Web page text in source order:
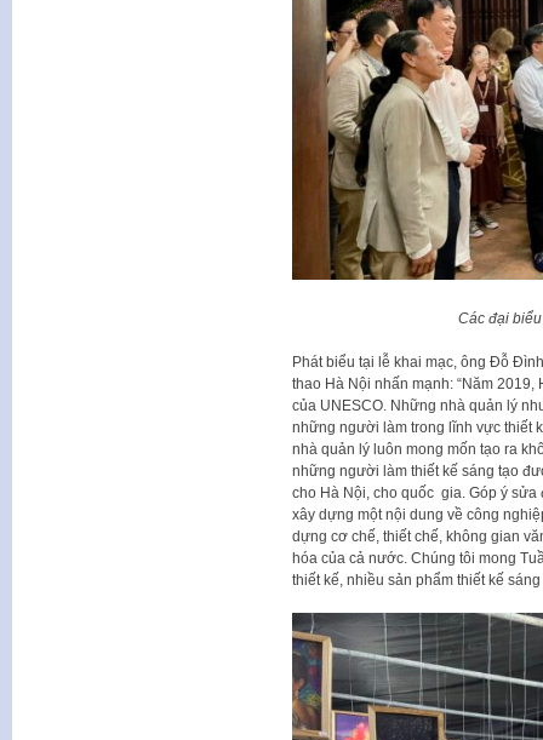
Các đại biểu
Phát biểu tại lễ khai mạc, ông Đỗ
thao Hà Nội nhấn mạnh: “Năm
của UNESCO. Những nhà quản lý
những người làm trong lĩnh vực thiết
nhà quản lý luôn mong mốn tạo ra
những người làm thiết kế sáng tạo
cho Hà Nội, cho quốc gia. Góp ý sửa
xây dựng một nội dung về công
dựng cơ chế, thiết chế, không gian
hóa của cả nước. Chúng tôi mong
thiết kế, nhiều sản phẩm thiết kế